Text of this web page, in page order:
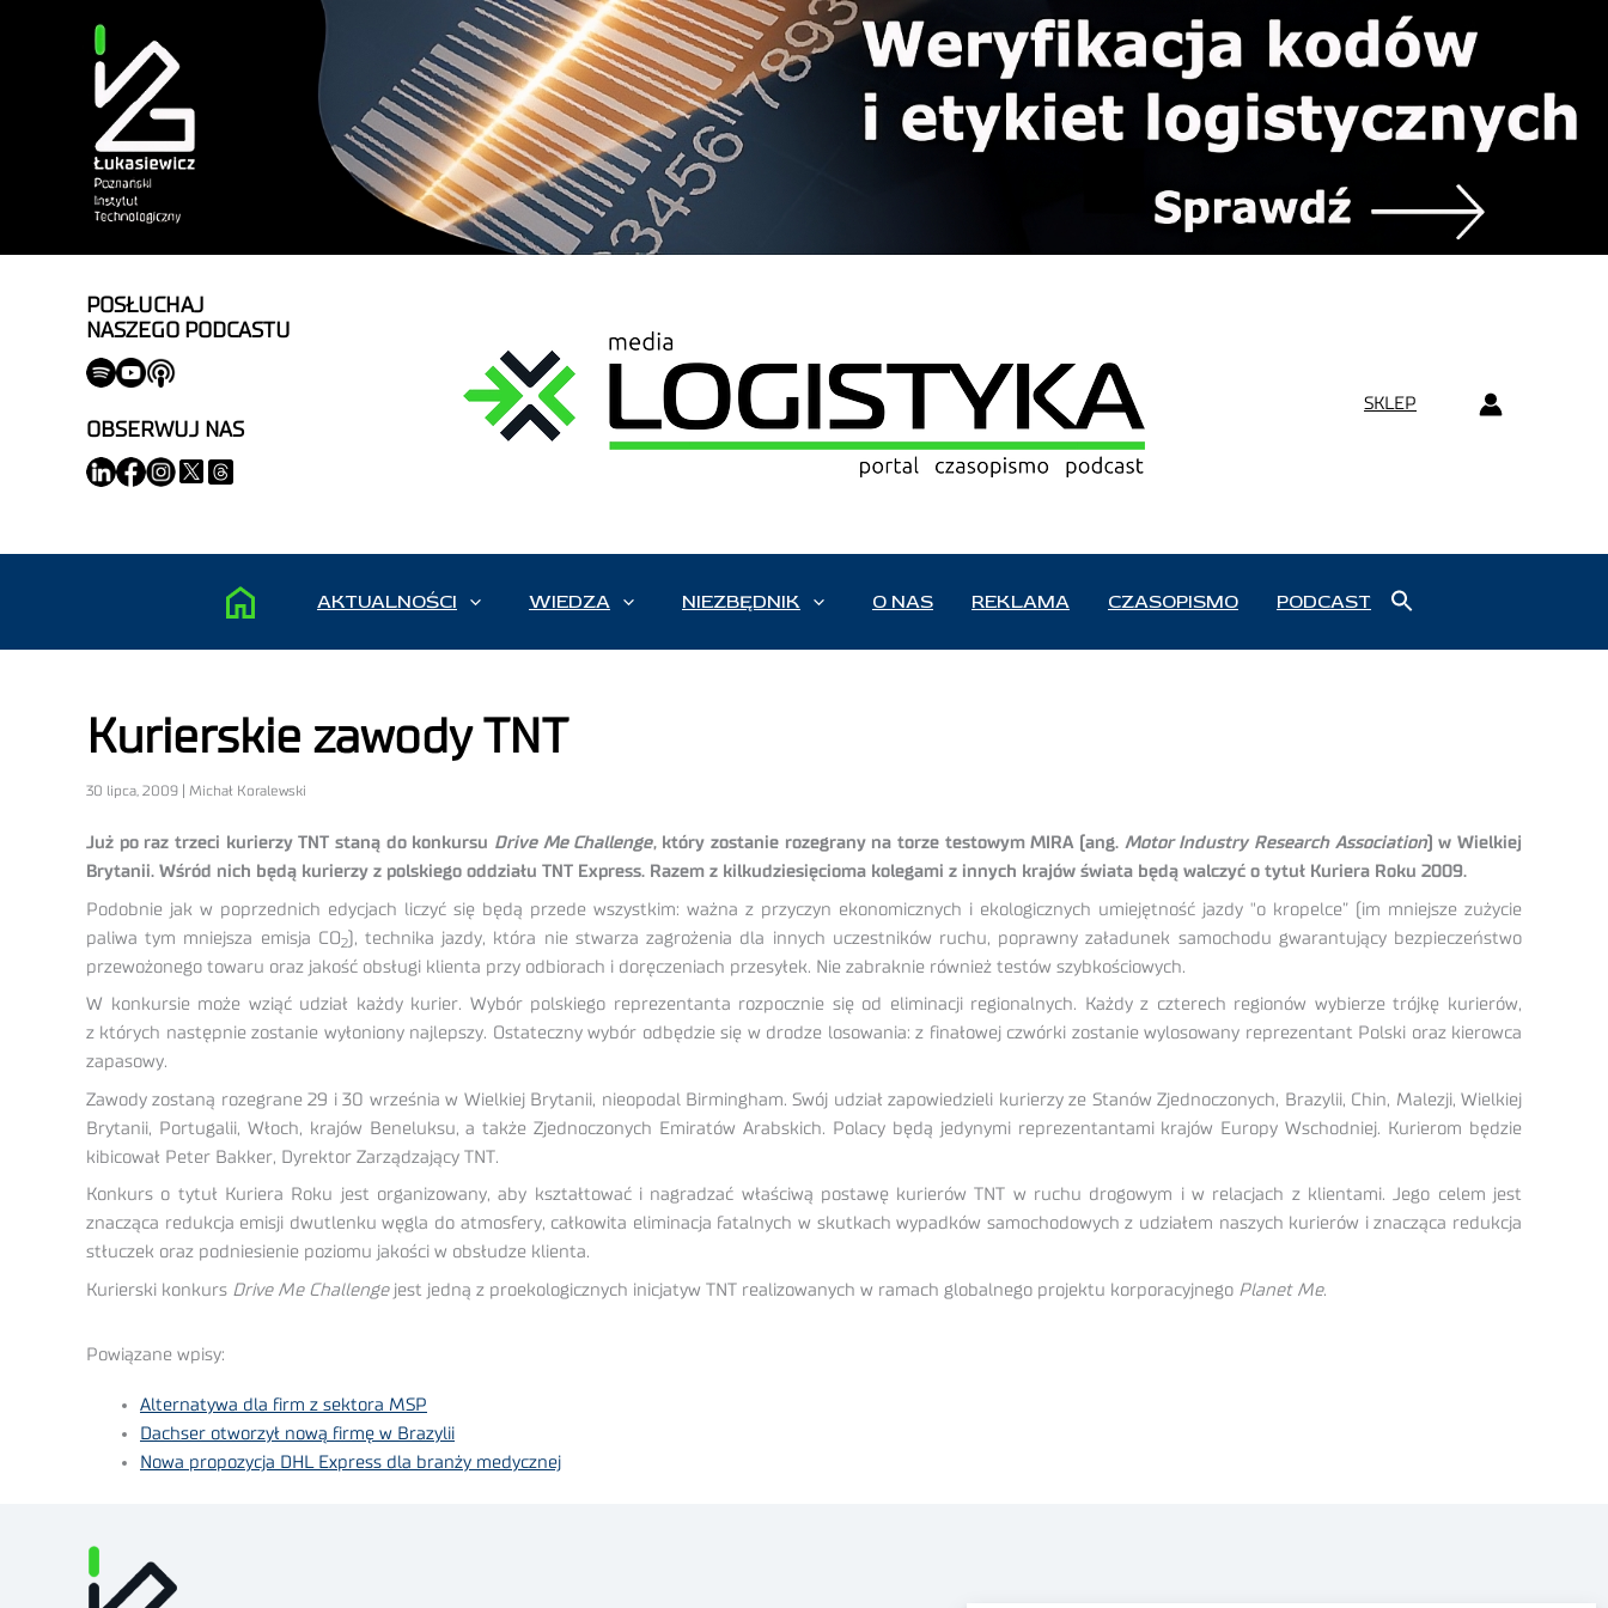
POSŁUCHAJ
NASZEGO PODCASTU
OBSERWUJ NAS
SKLEP
AKTUALNOŚCI WIEDZA NIEZBĘDNIK O NAS REKLAMA CZASOPISMO PODCAST
Kurierskie zawody TNT
30 lipca, 2009 | Michał Koralewski
Już po raz trzeci kurierzy TNT staną do konkursu Drive Me Challenge, który zostanie rozegrany na torze testowym MIRA (ang. Motor Industry Research Association) w Wielkiej
Brytanii. Wśród nich będą kurierzy z polskiego oddziału TNT Express. Razem z kilkudziesięcioma kolegami z innych krajów świata będą walczyć o tytuł Kuriera Roku 2009.
Podobnie jak w poprzednich edycjach liczyć się będą przede wszystkim: ważna z przyczyn ekonomicznych i ekologicznych umiejętność jazdy "o kropelce” (im mniejsze zużycie
paliwa tym mniejsza emisja CO2), technika jazdy, która nie stwarza zagrożenia dla innych uczestników ruchu, poprawny załadunek samochodu gwarantujący bezpieczeństwo
przewożonego towaru oraz jakość obsługi klienta przy odbiorach i doręczeniach przesyłek. Nie zabraknie również testów szybkościowych.
W konkursie może wziąć udział każdy kurier. Wybór polskiego reprezentanta rozpocznie się od eliminacji regionalnych. Każdy z czterech regionów wybierze trójkę kurierów,
z których następnie zostanie wyłoniony najlepszy. Ostateczny wybór odbędzie się w drodze losowania: z finałowej czwórki zostanie wylosowany reprezentant Polski oraz kierowca
zapasowy.
Zawody zostaną rozegrane 29 i 30 września w Wielkiej Brytanii, nieopodal Birmingham. Swój udział zapowiedzieli kurierzy ze Stanów Zjednoczonych, Brazylii, Chin, Malezji, Wielkiej
Brytanii, Portugalii, Włoch, krajów Beneluksu, a także Zjednoczonych Emiratów Arabskich. Polacy będą jedynymi reprezentantami krajów Europy Wschodniej. Kurierom będzie
kibicował Peter Bakker, Dyrektor Zarządzający TNT.
Konkurs o tytuł Kuriera Roku jest organizowany, aby kształtować i nagradzać właściwą postawę kurierów TNT w ruchu drogowym i w relacjach z klientami. Jego celem jest
znacząca redukcja emisji dwutlenku węgla do atmosfery, całkowita eliminacja fatalnych w skutkach wypadków samochodowych z udziałem naszych kurierów i znacząca redukcja
stłuczek oraz podniesienie poziomu jakości w obsłudze klienta.
Kurierski konkurs Drive Me Challengejest jedną z proekologicznych inicjatyw TNT realizowanych w ramach globalnego projektu korporacyjnego Planet Me.
Powiązane wpisy:
Alternatywa dla firm z sektora MSP
Dachser otworzył nową firmę w Brazylii
Nowa propozycja DHL Express dla branży medycznej